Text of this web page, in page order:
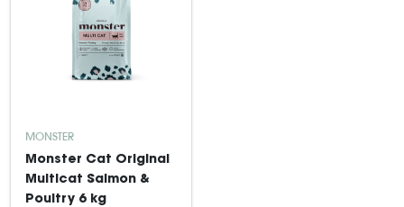
MONSTER
Monster Cat Original
Multicat Salmon &
Poultry 6 kg